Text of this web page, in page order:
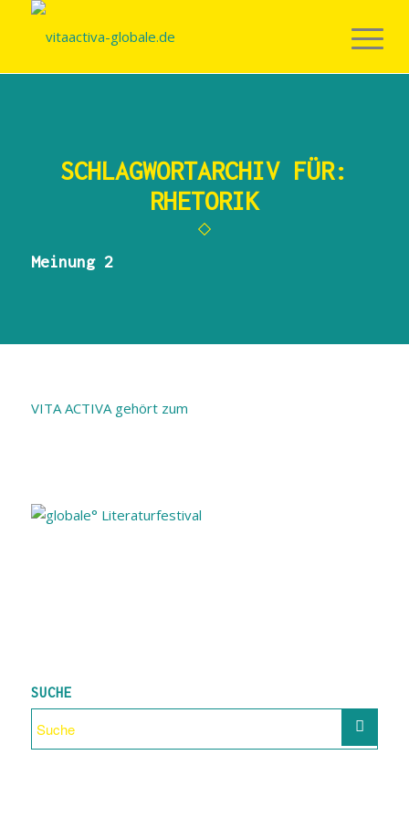
SCHLAGWORTARCHIV FÜR:
RHETORIK
Meinung 2
VITA ACTIVA gehört zum
SUCHE